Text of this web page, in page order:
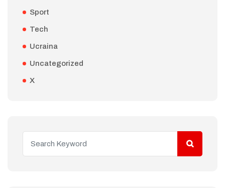
Sport
Tech
Ucraina
Uncategorized
X